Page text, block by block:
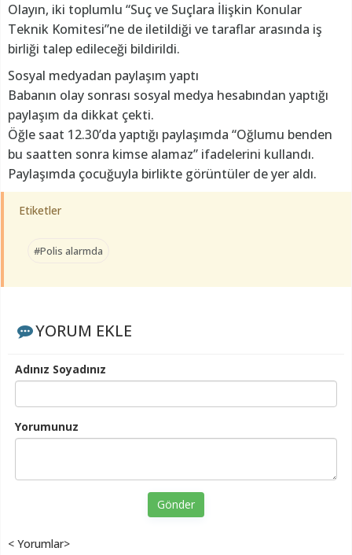
Olayın, iki toplumlu “Suç ve Suçlara İlişkin Konular
Teknik Komitesi”ne de iletildiği ve taraflar arasında iş
birliği talep edileceği bildirildi.
Sosyal medyadan paylaşım yaptı
Babanın olay sonrası sosyal medya hesabından yaptığı
paylaşım da dikkat çekti.
Öğle saat 12.30’da yaptığı paylaşımda “Oğlumu benden
bu saatten sonra kimse alamaz” ifadelerini kullandı.
Paylaşımda çocuğuyla birlikte görüntüler de yer aldı.
Etiketler
#Polis alarmda
YORUM EKLE
Adınız Soyadınız
Yorumunuz
Gönder
< Yorumlar>